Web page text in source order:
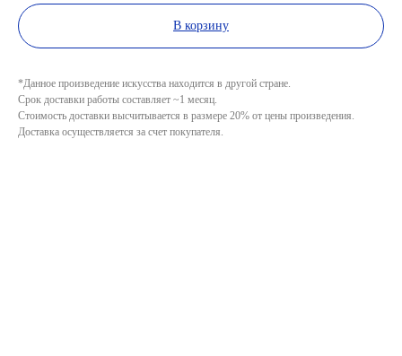
В корзину
*Данное произведение искусства находится в другой стране.
Срок доставки работы составляет ~1 месяц.
Стоимость доставки высчитывается в размере 20% от цены произведения.
Доставка осуществляется за счет покупателя.